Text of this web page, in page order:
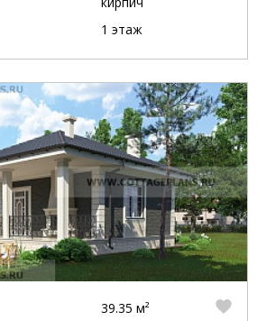
1 этаж
39.35 м²